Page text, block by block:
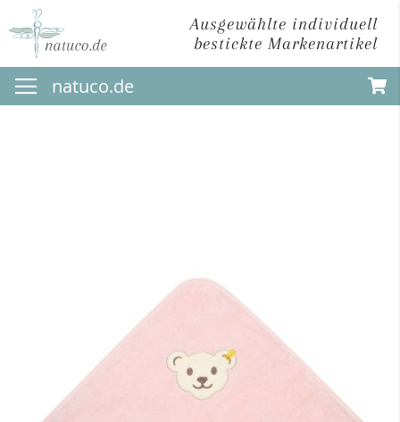
Ausgewählte individuell
bestickte Markenartikel
Direkt
zum
Inhalt
natuco.de